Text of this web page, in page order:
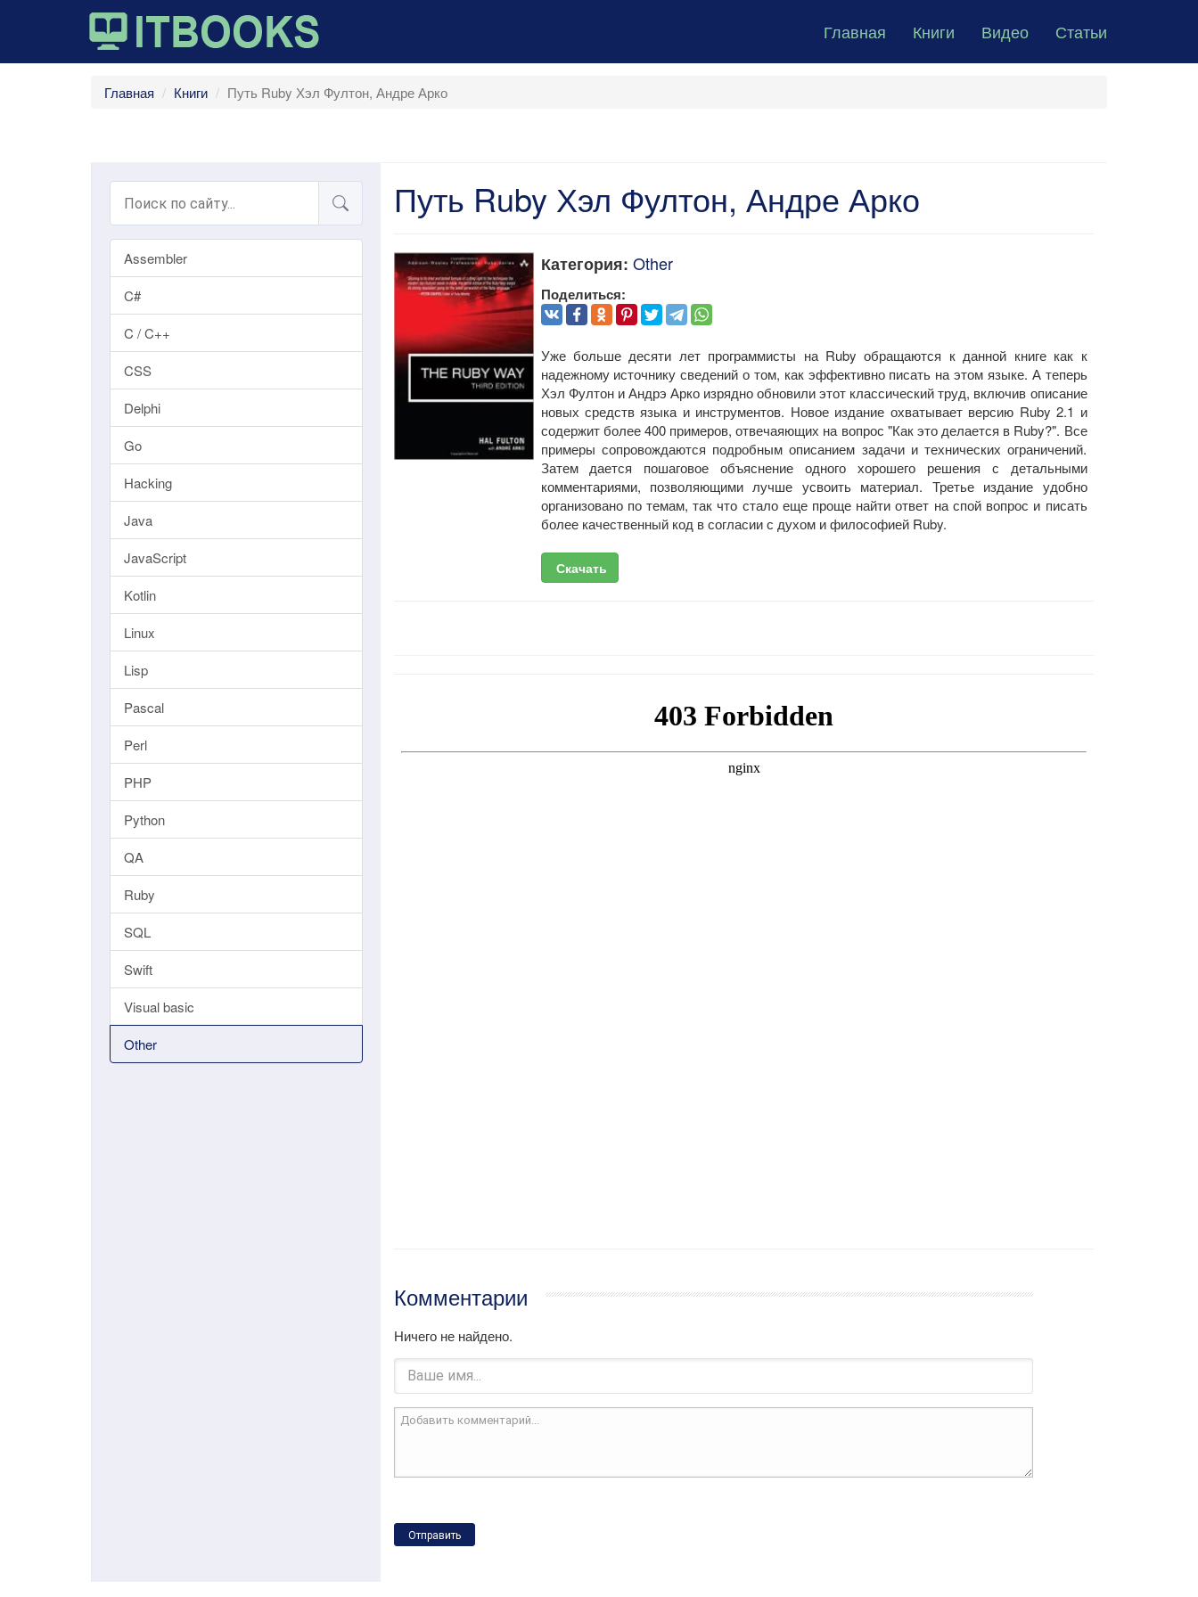
Главная Книги Видео Статьи
Главная Книги Путь Ruby Хэл Фултон, Андре Арко
Assembler
C#
C / C++
CSS
Delphi
Go
Hacking
Java
JavaScript
Kotlin
Linux
Lisp
Pascal
Perl
PHP
Python
QA
Ruby
SQL
Swift
Visual basic
Other
Путь Ruby Хэл Фултон, Андре Арко
Категория: Other
Поделиться:
Уже больше десяти лет программисты на Ruby обращаются к данной книге как к
надежному источнику сведений о том, как эффективно писать на этом языке. А теперь
Хэл Фултон и Андрэ Арко изрядно обновили этот классический труд, включив описание
новых средств языка и инструментов. Новое издание охватывает версию Ruby 2.1 и
содержит более 400 примеров, отвечаяющих на вопрос "Как это делается в Ruby?". Все
примеры сопровождаются подробным описанием задачи и технических ограничений.
Затем дается пошаговое объяснение одного хорошего решения с детальными
комментариями, позволяющими лучше усвоить материал. Третье издание удобно
организовано по темам, так что стало еще проще найти ответ на спой вопрос и писать
более качественный код в согласии с духом и философией Ruby.
Скачать
Комментарии
Ничего не найдено.
Отправить